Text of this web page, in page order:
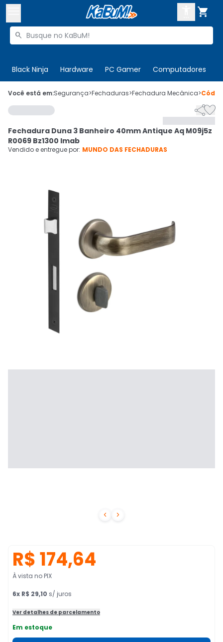

Buscar produtos

Black Ninja Hardware PC Gamer Computadores
 Olá. Acesse sua conta
 Departamentos
Cupons
CADASTRE-SE
Você está em:Segurança>Fechaduras>Fechadura Mecânica>
 

Fechadura Duna 3 Banheiro 40mm Antique Aq M09j5z
R0069 Bz1300 Imab
Vendido e entregue por: MUNDO DAS FECHADURAS
R$ 174,64
À vista no PIX
6x R$ 29,10 s/ juros
Ver detalhes de parcelamento
Em estoque